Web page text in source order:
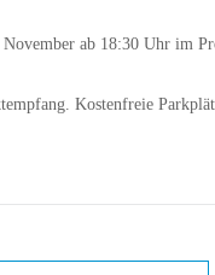
ab 18:30 Uhr im
Kostenfreie